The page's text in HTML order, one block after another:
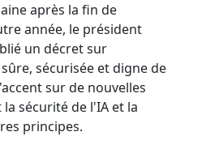
après la fin de
année, le président
un décret sur
sécurisée et digne de
sur de nouvelles
sécurité de l'IA et la
principes.